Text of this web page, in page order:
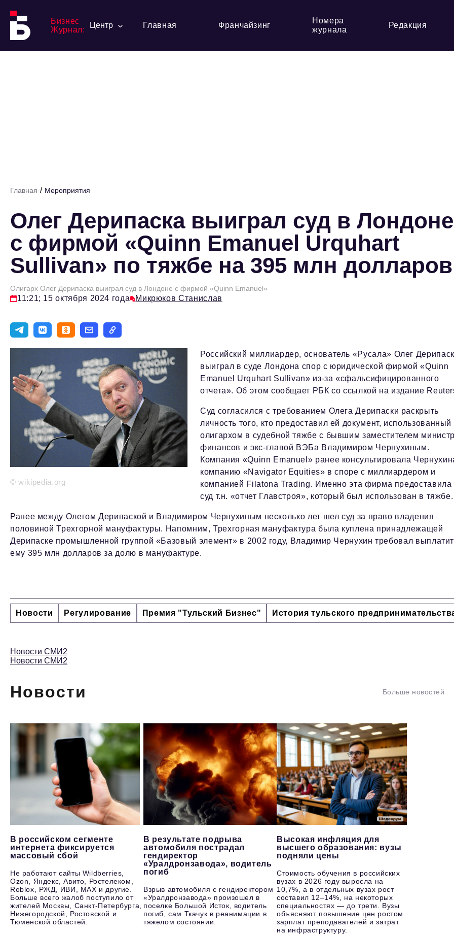
Бизнес
Журнал:
Центр Главная Франчайзинг
Номера
журнала
Редакция
Главная / Мероприятия
Олег Дерипаска выиграл суд в Лондоне
с фирмой «Quinn Emanuel Urquhart
Sullivan» по тяжбе на 395 млн долларов
Олигарх Олег Дерипаска выиграл суд в Лондоне с фирмой «Quinn Emanuel»
11:21; 15 октября 2024 года Микрюков Станислав
© wikipedia.org
Российский миллиардер, основатель «Русала» Олег
выиграл в суде Лондона спор с юридической фирмой «Quinn
Emanuel Urquhart Sullivan» из-за «сфальсифицированного
отчета». Об этом сообщает РБК со ссылкой на издание
Суд согласился с требованием Олега Дерипаски раскрыть
личность того, кто предоставил ей документ, использованный
олигархом в судебной тяжбе с бывшим заместителем
финансов и экс-главой ВЭБа Владимиром Чернухиным.
Компания «Quinn Emanuel» ранее консультировала
компанию «Navigator Equities» в споре с миллиардером и
компанией Filatona Trading. Именно эта фирма предоставила
суд т.н. «отчет Главстроя», который был использован в тяжбе.
Ранее между Олегом Дерипаской и Владимиром Чернухиным несколько лет шел суд за право владения
половиной Трехгорной мануфактуры. Напомним, Трехгорная мануфактура была куплена принадлежащей
Дерипаске промышленной группой «Базовый элемент» в 2002 году, Владимир Чернухин требовал
ему 395 млн долларов за долю в мануфактуре.
Новости Регулирование Премия "Тульский Бизнес" История тульского
Новости СМИ2
Новости СМИ2
Новости Больше новостей
В российском сегменте
интернета фиксируется
массовый сбой
Не работают сайты Wildberries,
Ozon, Яндекс, Авито, Ростелеком,
Roblox, РЖД, ИВИ, MAX и другие.
Больше всего жалоб поступило от
жителей Москвы, Санкт-Петербурга,
Нижегородской, Ростовской и
Тюменской областей.
В результате подрыва
автомобиля пострадал
гендиректор
«Уралдронзавода», водитель
погиб
Взрыв автомобиля с гендиректором
«Уралдронзавода» произошел в
поселке Большой Исток, водитель
погиб, сам Ткачук в реанимации в
тяжелом состоянии.
Высокая инфляция для
высшего образования: вузы
подняли цены
Стоимость обучения в российских
вузах в 2026 году выросла на
10,7%, а в отдельных вузах рост
составил 12–14%, на некоторых
специальностях — до трети. Вузы
объясняют повышение цен ростом
зарплат преподавателей и затрат
на инфраструктуру.